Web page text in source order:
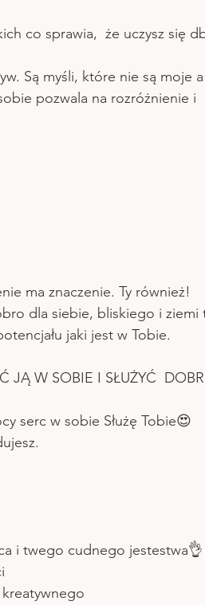
co sprawia,  że uczysz się
Są myśli, które nie są moje
pozwala na rozróżnienie i
ma znaczenie. Ty również!
dla siebie, bliskiego i ziemi
jaki jest w Tobie.
JĄ W SOBIE I SŁUŻYĆ
serc w sobie Służę Tobie😍
i twego cudnego jestestwa👌